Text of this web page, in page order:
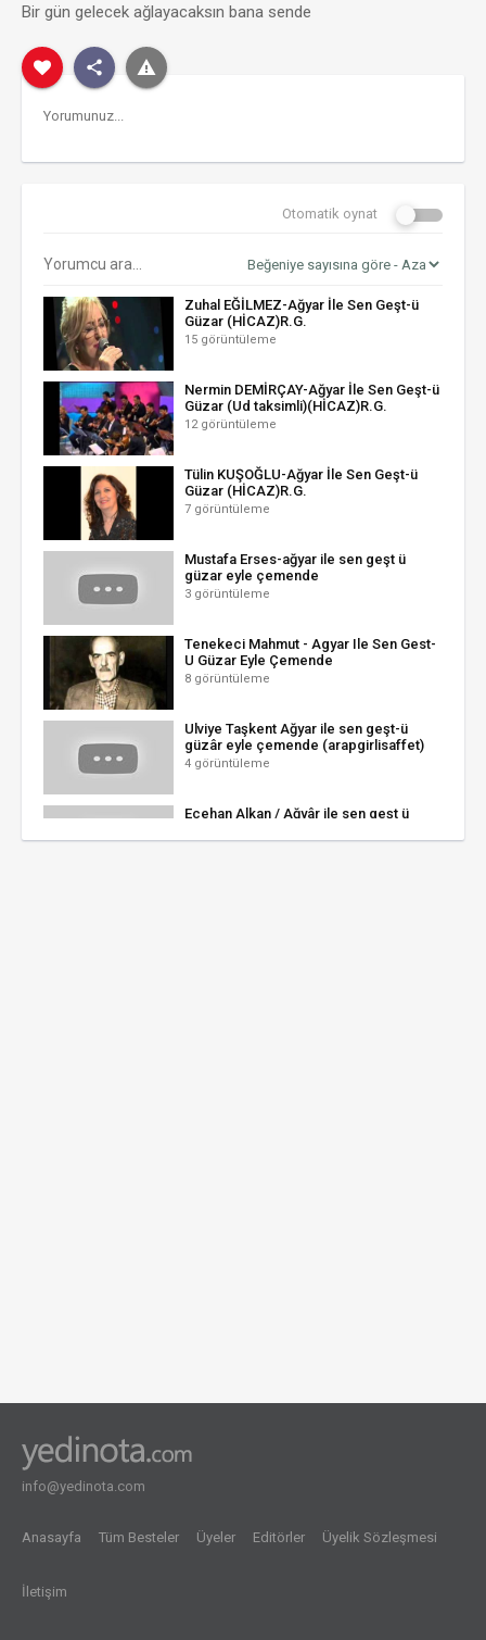
Bir gün gelecek ağlayacaksın bana sende
Otomatik oynat
Zuhal EĞİLMEZ-Ağyar İle Sen Geşt-ü
Güzar (HİCAZ)R.G.
15 görüntüleme
Nermin DEMİRÇAY-Ağyar İle Sen Geşt-ü
Güzar (Ud taksimli)(HİCAZ)R.G.
12 görüntüleme
Tülin KUŞOĞLU-Ağyar İle Sen Geşt-ü
Güzar (HİCAZ)R.G.
7 görüntüleme
Mustafa Erses-ağyar ile sen geşt ü
güzar eyle çemende
3 görüntüleme
Tenekeci Mahmut - Agyar Ile Sen Gest-
U Güzar Eyle Çemende
8 görüntüleme
Ulviye Taşkent Ağyar ile sen geşt-ü
güzâr eyle çemende (arapgirlisaffet)
4 görüntüleme
Ecehan Alkan / Ağyâr ile sen geşt ü
info@yedinota.com
Anasayfa Tüm Besteler Üyeler Editörler Üyelik Sözleşmesi
İletişim